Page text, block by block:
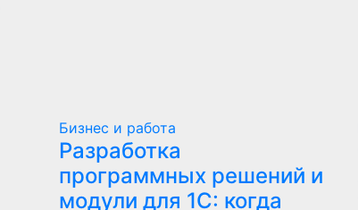
Бизнес и работа
Разработка
программных решений и
модули для 1С: когда